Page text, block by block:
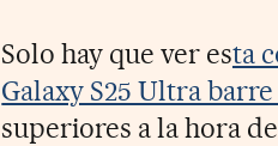
Solo hay que ver esta
Galaxy S25 Ultra
superiores a la hora